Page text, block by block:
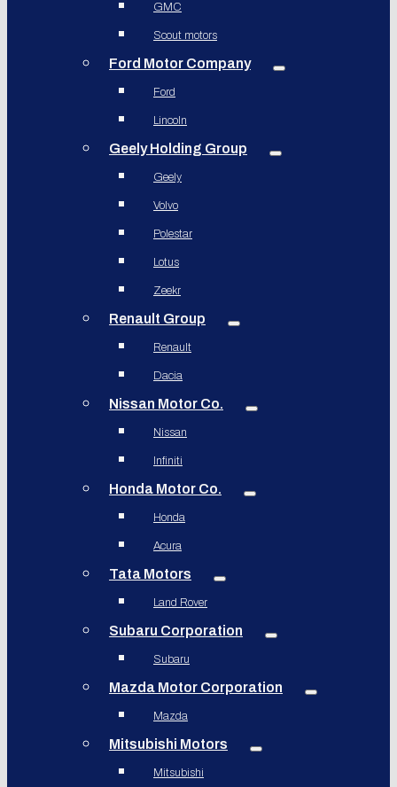
GMC
Scout motors
Ford Motor Company
Ford
Lincoln
Geely Holding Group
Geely
Volvo
Polestar
Lotus
Zeekr
Renault Group
Renault
Dacia
Nissan Motor Co.
Nissan
Infiniti
Honda Motor Co.
Honda
Acura
Tata Motors
Land Rover
Subaru Corporation
Subaru
Mazda Motor Corporation
Mazda
Mitsubishi Motors
Mitsubishi